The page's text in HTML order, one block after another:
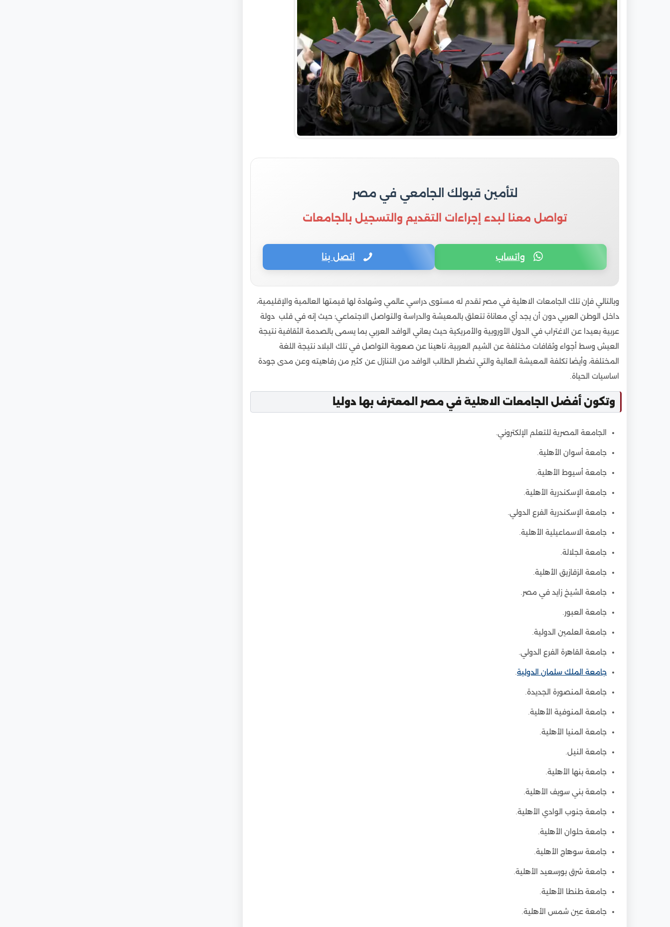
لتأمين قبولك الجامعي في مصر
تواصل معنا لبدء إجراءات التقديم والتسجيل بالجامعات
واتساب اتصل بنا
وبالتالي فإن تلك الجامعات الاهلية في مصر تقدم له مستوى دراسي عالمي وشهادة لها قيمتها العالمية والإقليمية،
داخل الوطن العربي دون أن يجد أي معاناة تتعلق بالمعيشة والدراسة والتواصل الاجتماعي؛ حيث إنه في قلب دولة
عربية بعيدا عن الاغتراب في الدول الأوروبية والأمريكية حيث يعاني الوافد العربي بما يسمى بالصدمة الثقافية نتيجة
العيش وسط أجواء وثقافات مختلفة عن الشيم العربية، ناهينا عن صعوبة التواصل في تلك البلاد نتيجة اللغة
المختلفة، وأيضا تكلفة المعيشة العالية والتي تضطر الطالب الوافد من التنازل عن كثير من رفاهيته وعن مدى جودة
اساسيات الحياة.
وتكون أفضل الجامعات الاهلية في مصر المعترف بها دوليا
الجامعة المصرية للتعلم الإلكتروني.
جامعة أسوان الأهلية.
جامعة أسيوط الأهلية.
جامعة الإسكندرية الأهلية.
جامعة الإسكندرية الفرع الدولي.
جامعة الاسماعيلية الأهلية.
جامعة الجلالة.
جامعة الزقازيق الأهلية.
جامعة الشيخ زايد في مصر.
جامعة العبور.
جامعة العلمين الدولية.
جامعة القاهرة الفرع الدولي.
جامعة الملك سلمان الدولية
جامعة المنصورة الجديدة.
جامعة المنوفية الأهلية.
جامعة المنيا الأهلية.
جامعة النيل.
جامعة بنها الأهلية.
جامعة بني سويف الأهلية.
جامعة جنوب الوادي الأهلية.
جامعة حلوان الأهلية.
جامعة سوهاج الأهلية.
جامعة شرق بورسعيد الأهلية.
جامعة طنطا الأهلية.
جامعة عين شمس الأهلية.